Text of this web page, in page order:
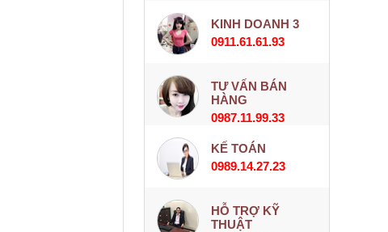
KINH DOANH 3
0911.61.61.93
TƯ VẤN BÁN
HÀNG
0987.11.99.33
KẾ TOÁN
0989.14.27.23
HỖ TRỢ KỸ
THUẬT